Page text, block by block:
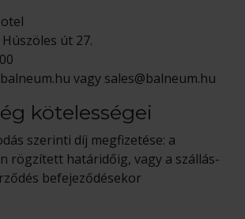
út 27.
vagy sales@balneum.hu
kötelességei
szerinti díj megfizetése: a
rögzített határidőig, vagy a szállás-
befejeződésekor